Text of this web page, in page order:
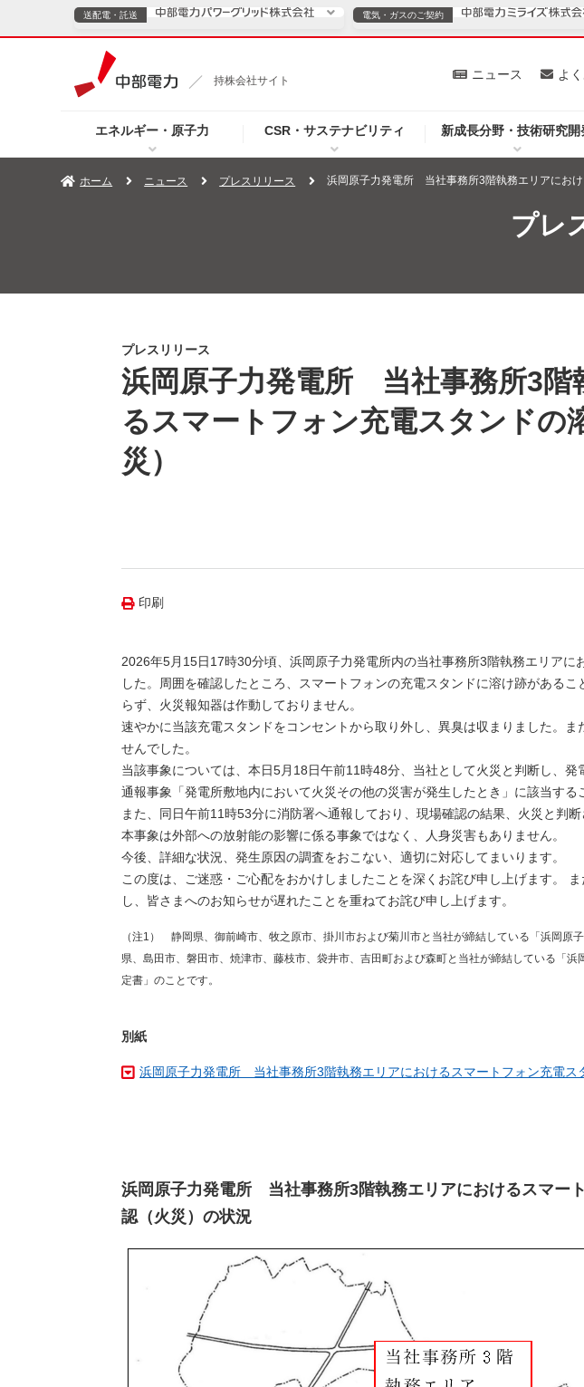
持株会社サイト
エネルギー・原子力 CSR・サステナビリティ 新成長分野・技術研究開
ニュース よ
送配電・託送
TOPページへ ご案内
ニュース（新しいウィンドウを開きます）
よくあるご質問・お問い合わせ（新しいウィンドウを開きます）
電気・ガスのご契約
電気・ガスのご契約
TOPページへ 個人のお客さま
ホーム ニュース プレスリリース 浜岡原子力発電所 当社事務所3階執務エリアにおけ
プレ
プレスリリース
浜岡原子力発電所 当社事務所3階
るスマートフォン充電スタンドの
災）
印刷
2026年5月15日17時30分頃、浜岡原子力発電所内の当社事務所3階執務エリアに
した。周囲を確認したところ、スマートフォンの充電スタンドに溶け跡がある
らず、火災報知器は作動しておりません。
速やかに当該充電スタンドをコンセントから取り外し、異臭は収まりました。
せんでした。
当該事象については、本日5月18日午前11時48分、当社として火災と判断し、発
通報事象「発電所敷地内において火災その他の災害が発生したとき」に該当する
また、同日午前11時53分に消防署へ通報しており、現場確認の結果、火災と判断
本事象は外部への放射能の影響に係る事象ではなく、人身災害もありません。
今後、詳細な状況、発生原因の調査をおこない、適切に対応してまいります。
この度は、ご迷惑・ご心配をおかけしましたことを深くお詫び申し上げます。
し、皆さまへのお知らせが遅れたことを重ねてお詫び申し上げます。
（注1） 静岡県、御前崎市、牧之原市、掛川市および菊川市と当社が締結している「浜岡原
県、島田市、磐田市、焼津市、藤枝市、袋井市、吉田町および森町と当社が締結している「
定書」のことです。
別紙
浜岡原子力発電所 当社事務所3階執務エリアにおけるスマートフォン充電ス
浜岡原子力発電所 当社事務所3階執務エリアにおけるスマー
認（火災）の状況